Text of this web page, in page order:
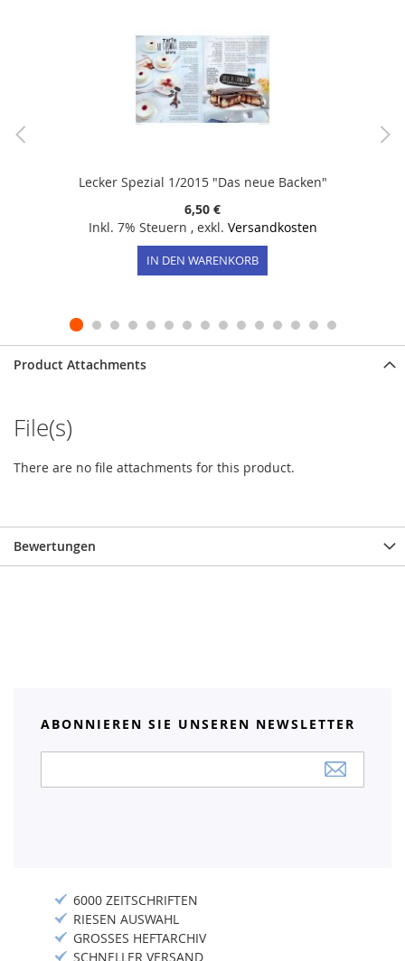
Lecker Spezial 1/2015 "Das neue Backen"
6,50 €
Inkl. 7% Steuern , exkl. Versandkosten
IN DEN WARENKORB
Product Attachments
File(s)
There are no file attachments for this product.
Bewertungen
ABONNIEREN SIE UNSEREN NEWSLETTER
Newsletter:
6000 ZEITSCHRIFTEN
RIESEN AUSWAHL
GROSSES HEFTARCHIV
SCHNELLER VERSAND